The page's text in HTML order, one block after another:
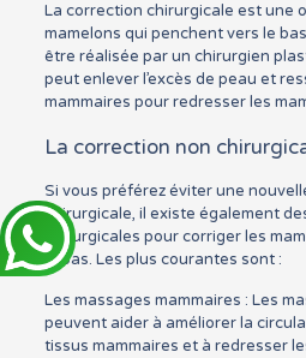
La correction chirurgicale est une
mamelons qui penchent vers le
être réalisée par un chirurgien
peut enlever l’excès de peau et
mammaires pour redresser les
La correction non
Si vous préférez éviter une
chirurgicale, il existe également
chirurgicales pour corriger les
le bas. Les plus courantes sont :
Les massages mammaires : Les
peuvent aider à améliorer la
tissus mammaires et à redresser